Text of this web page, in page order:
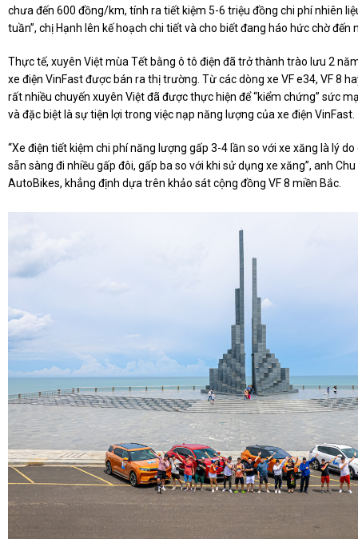
chưa đến 600 đồng/km, tính ra tiết kiệm 5-6 triệu đồng chi phí nhiên
tuần”, chị Hạnh lên kế hoạch chi tiết và cho biết đang háo hức chờ đến
Thực tế, xuyên Việt mùa Tết bằng ô tô điện đã trở thành trào lưu 2
xe điện VinFast được bán ra thị trường. Từ các dòng xe VF e34, VF 8
rất nhiều chuyến xuyên Việt đã được thực hiện để “kiểm chứng” sức
và đặc biệt là sự tiện lợi trong việc nạp năng lượng của xe điện VinFast.
“Xe điện tiết kiệm chi phí năng lượng gấp 3-4 lần so với xe xăng là lý
sẵn sàng đi nhiều gấp đôi, gấp ba so với khi sử dụng xe xăng”, anh
AutoBikes, khẳng định dựa trên khảo sát cộng đồng VF 8 miền Bắc.